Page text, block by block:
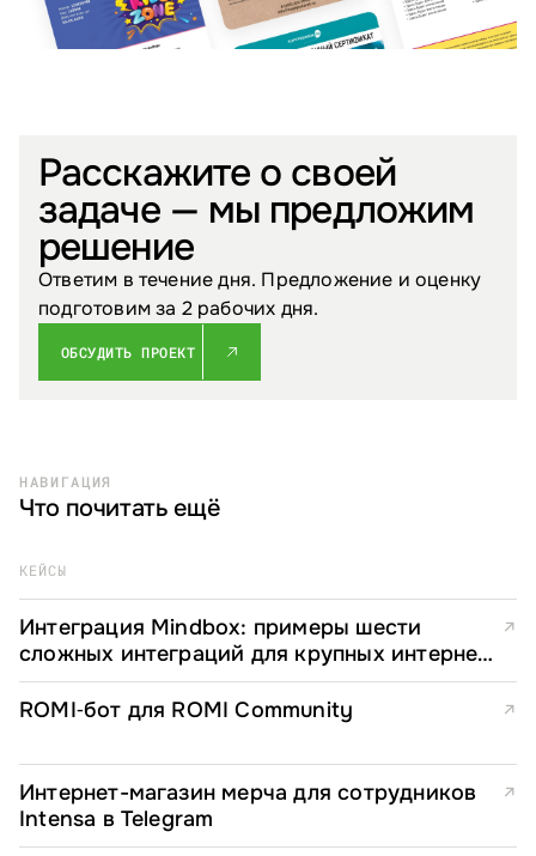
Расскажите о своей
задаче — мы предложим
решение
Ответим в течение дня. Предложение и оценку
подготовим за 2 рабочих дня.
ОБСУДИТЬ ПРОЕКТ
НАВИГАЦИЯ
Что почитать ещё
КЕЙСЫ
Интеграция Mindbox: примеры шести
сложных интеграций для крупных интернет-
магазинов
↗
ROMI‑бот для ROMI Community ↗
Интернет-магазин мерча для сотрудников
Intensa в Telegram
↗